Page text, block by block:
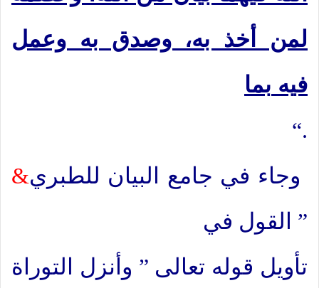
لمن أخذ به، وصدق به وعمل
بما فيه
“.
&وجاء في جامع البيان للطبري
” القول في
تأويل قوله تعالى ” وأنزل التوراة